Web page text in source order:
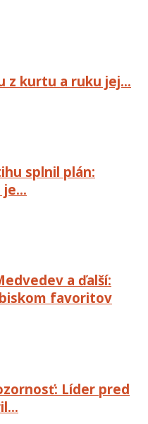
z kurtu a ruku jej…
splnil plán:
je…
a ďalší:
favoritov
Líder pred